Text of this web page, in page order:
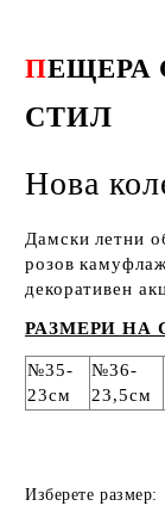
ПЕЩЕРА
СТИЛ
Нова
Дамски летни
розов
декоративен
РАЗМЕРИ НА
№35-
23см
№36-
23,5см
Изберете размер: